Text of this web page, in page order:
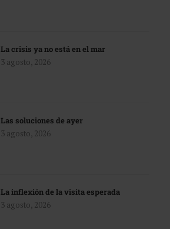
La crisis ya no está en el mar
3 agosto, 2026
Las soluciones de ayer
3 agosto, 2026
La inflexión de la visita esperada
3 agosto, 2026